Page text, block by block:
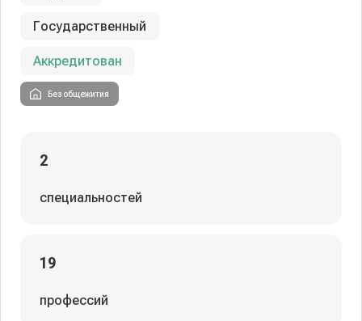
Государственный
Аккредитован
Без общежития
2
специальностей
19
профессий